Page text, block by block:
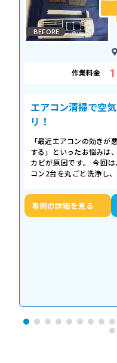
BEFORE
作業料金
エアコン清掃で空
リ！
「最近エアコンの効きが
する」といったお悩みは
カビが原因です。 今回
コン2台を丸ごと洗浄し
事例の詳細を見る